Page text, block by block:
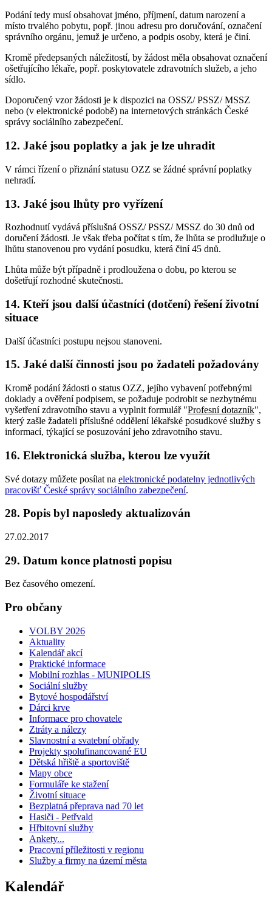
Podání tedy musí obsahovat jméno, příjmení, datum narození a
místo trvalého pobytu, popř. jinou adresu pro doručování, označení
správního orgánu, jemuž je určeno, a podpis osoby, která je činí.
Kromě předepsaných náležitostí, by žádost měla obsahovat označení
ošetřujícího lékaře, popř. poskytovatele zdravotních služeb, a jeho
sídlo.
Doporučený vzor žádosti je k dispozici na OSSZ/ PSSZ/ MSSZ
nebo (v elektronické podobě) na internetových stránkách České
správy sociálního zabezpečení.
12. Jaké jsou poplatky a jak je lze uhradit
V rámci řízení o přiznání statusu OZZ se žádné správní poplatky
nehradí.
13. Jaké jsou lhůty pro vyřízení
Rozhodnutí vydává příslušná OSSZ/ PSSZ/ MSSZ do 30 dnů od
doručení žádosti. Je však třeba počítat s tím, že lhůta se prodlužuje o
lhůtu stanovenou pro vydání posudku, která činí 45 dnů.
Lhůta může být případně i prodloužena o dobu, po kterou se
došetřují rozhodné skutečnosti.
14. Kteří jsou další účastníci (dotčení) řešení životní
situace
Další účastníci postupu nejsou stanoveni.
15. Jaké další činnosti jsou po žadateli požadovány
Kromě podání žádosti o status OZZ, jejího vybavení potřebnými
doklady a ověření podpisem, se požaduje podrobit se nezbytnému
vyšetření zdravotního stavu a vyplnit formulář "Profesní dotazník",
který zašle žadateli příslušné oddělení lékařské posudkové služby s
informací, týkající se posuzování jeho zdravotního stavu.
16. Elektronická služba, kterou lze využít
Své dotazy můžete posílat na elektronické podatelny jednotlivých
pracovišť České správy sociálního zabezpečení.
28. Popis byl naposledy aktualizován
27.02.2017
29. Datum konce platnosti popisu
Bez časového omezení.
Pro občany
VOLBY 2026
Aktuality
Kalendář akcí
Praktické informace
Mobilní rozhlas - MUNIPOLIS
Sociální služby
Bytové hospodářství
Dárci krve
Informace pro chovatele
Ztráty a nálezy
Slavnostní a svatební obřady
Projekty spolufinancované EU
Dětská hřiště a sportoviště
Mapy obce
Formuláře ke stažení
Životní situace
Bezplatná přeprava nad 70 let
Hasiči - Petřvald
Hřbitovní služby
Ankety...
Pracovní příležitosti v regionu
Služby a firmy na území města
Kalendář